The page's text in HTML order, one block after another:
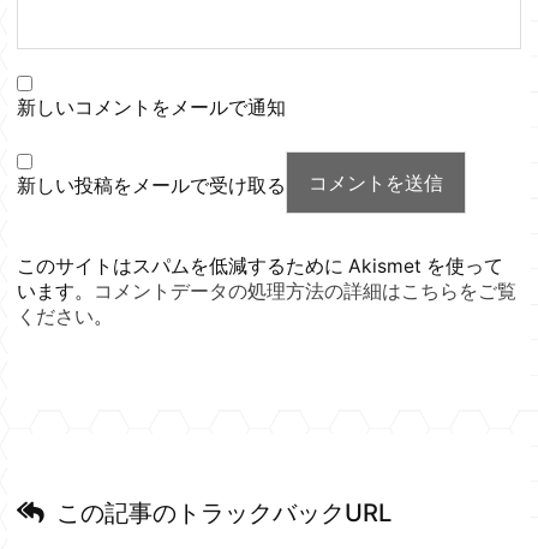
新しいコメントをメールで通知
新しい投稿をメールで受け取る
このサイトはスパムを低減するために Akismet を使って
います。
コメントデータの処理方法の詳細はこちらをご覧
ください。
この記事のトラックバックURL